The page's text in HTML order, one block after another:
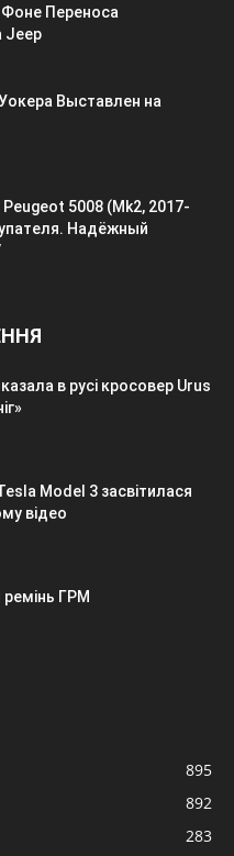
Переноса
Jeep
Выставлен на
5008 (Mk2, 2017-
Надёжный
в русі кросовер Urus
Model 3 засвітилася
відео
ремінь ГРМ
895
892
283